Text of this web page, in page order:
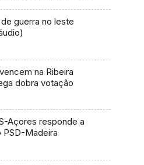
guerra no leste
na Ribeira
dobra votação
Açores responde a
Madeira